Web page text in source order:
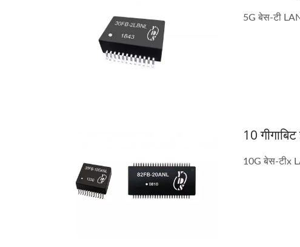
5G बेस-टी
10
10G बेस-टीx